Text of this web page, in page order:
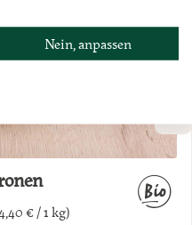
Nein, anpassen
€ / 1 kg)